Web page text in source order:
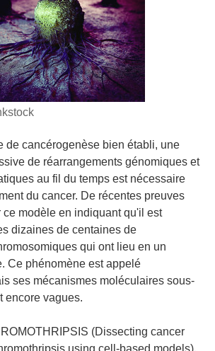
de cancérogenèse bien établi, une
de réarrangements génomiques et
au fil du temps est nécessaire
du cancer. De récentes preuves
ce modèle en indiquant qu'il est
dizaines de centaines de
qui ont lieu en un
Ce phénomène est appelé
ses mécanismes moléculaires sous-
encore vagues.
(Dissecting cancer
using cell-based models),